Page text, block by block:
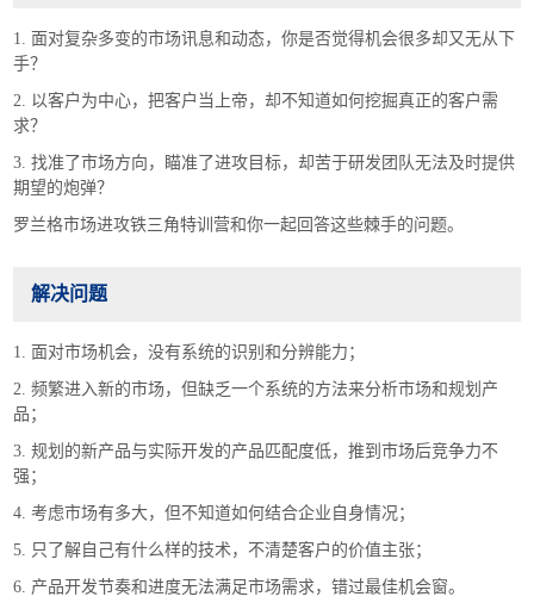
1. 面对复杂多变的市场讯息和动态，你是否觉得机会很多却又无从下
手？
2. 以客户为中心，把客户当上帝，却不知道如何挖掘真正的客户需
求？
3. 找准了市场方向，瞄准了进攻目标，却苦于研发团队无法及时提供
期望的炮弹？
罗兰格市场进攻铁三角特训营和你一起回答这些棘手的问题。
解决问题
1. 面对市场机会，没有系统的识别和分辨能力；
2. 频繁进入新的市场，但缺乏一个系统的方法来分析市场和规划产
品；
3. 规划的新产品与实际开发的产品匹配度低，推到市场后竞争力不
强；
4. 考虑市场有多大，但不知道如何结合企业自身情况；
5. 只了解自己有什么样的技术，不清楚客户的价值主张；
6. 产品开发节奏和进度无法满足市场需求，错过最佳机会窗。